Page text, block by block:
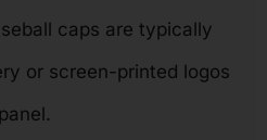
caps are typically
or screen-printed logos